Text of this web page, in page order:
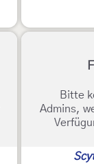
Bitte
Admins,